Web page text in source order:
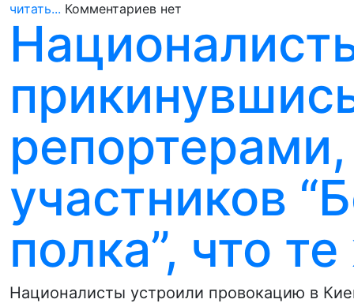
читать... Комментариев нет
участников
полка”, что
Националисты устроили провокацию в